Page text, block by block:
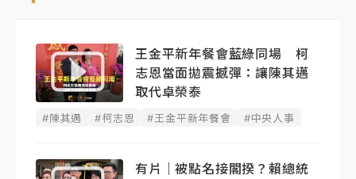
王金平新年餐會藍綠同場 柯
志恩當面拋震撼彈：讓陳其邁
取代卓榮泰
#陳其邁 #柯志恩 #王金平新年餐會 #中央人事
有片｜被點名接閣揆？賴總統